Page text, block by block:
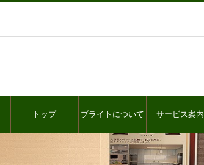
トップ ブライトについて サービス案内